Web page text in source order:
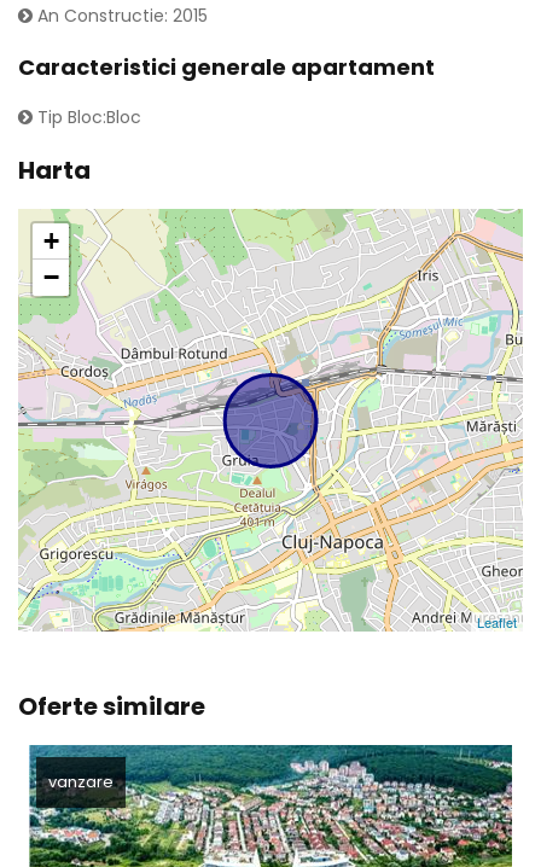
An Constructie: 2015
Caracteristici generale apartament
Tip Bloc:Bloc
Harta
+
−
Leaflet
Oferte similare
vanzare